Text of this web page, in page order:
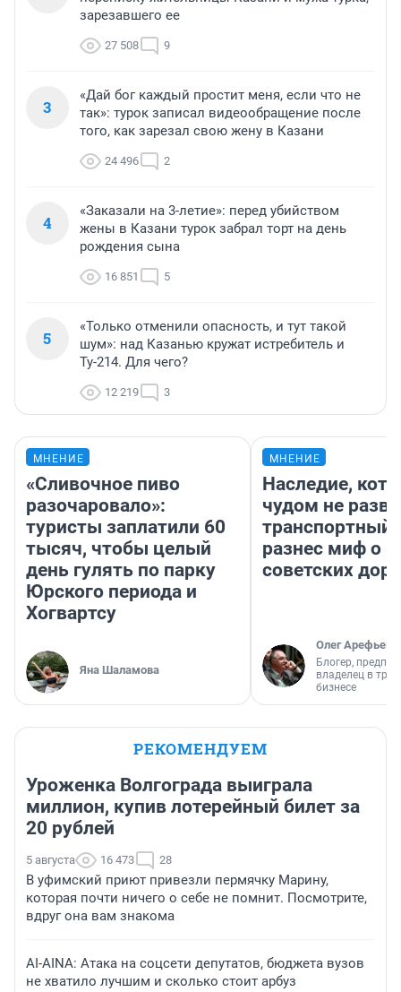
зарезавшего ее
27 508 9
3
«Дай бог каждый простит меня, если что не
так»: турок записал видеообращение после
того, как зарезал свою жену в Казани
24 496 2
4
«Заказали на 3-летие»: перед убийством
жены в Казани турок забрал торт на день
рождения сына
16 851 5
5
«Только отменили опасность, и тут такой
шум»: над Казанью кружат истребитель и
Ту-214. Для чего?
12 219 3
МНЕНИЕ
«Сливочное пиво
разочаровало»:
туристы заплатили 60
тысяч, чтобы целый
день гулять по парку
Юрского периода и
Хогвартсу
Яна Шаламова
МНЕНИЕ
Наследие,
чудом не
транспортный
разнес миф о
советских
Олег Арефьев
Блогер,
владелец в
бизнесе
РЕКОМЕНДУЕМ
Уроженка Волгограда выиграла
миллион, купив лотерейный билет за
20 рублей
5 августа 16 473 28
В уфимский приют привезли пермячку Марину,
которая почти ничего о себе не помнит. Посмотрите,
вдруг она вам знакома
AI-AINA: Атака на соцсети депутатов, бюджета вузов
не хватило лучшим и сколько стоит арбуз